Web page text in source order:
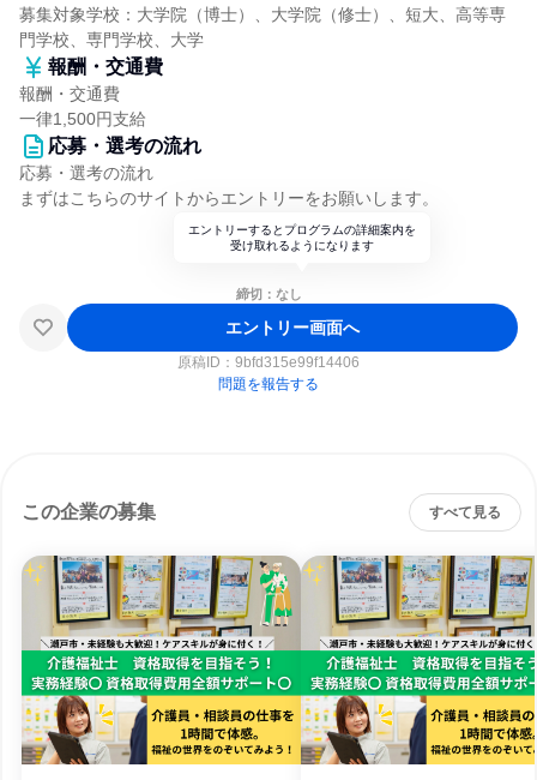
募集対象学校：大学院（博士）、大学院（修士）、短大、高等専
門学校、専門学校、大学
報酬・交通費
報酬・交通費
一律1,500円支給
応募・選考の流れ
応募・選考の流れ
まずはこちらのサイトからエントリーをお願いします。
エントリーするとプログラムの詳細案内を
受け取れるようになります
締切：なし
エントリー画面へ
原稿ID： 9bfd315e99f14406
問題を報告する
この企業の募集 すべて見る